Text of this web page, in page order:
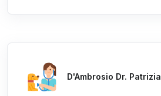
D'Ambrosio Dr. Patrizia